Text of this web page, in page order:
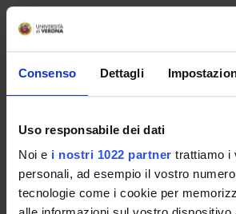
Consenso Dettagli
Uso responsabile dei dati
Noi e i nostri 1022 partner trattiamo i
personali, ad esempio il vostro
tecnologie come i cookie per
OFFERTA FORMATIVA
CORSI DI LAUREA